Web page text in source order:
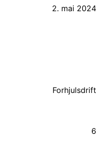
2. mai 2024
Forhjulsdrift
6